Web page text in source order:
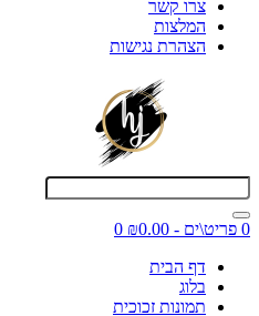
צרו קשר
המלצות
הצהרת נגישות
0 פריט\ים - ₪0.00
0
דף הבית
בלוג
תמונות זכוכית